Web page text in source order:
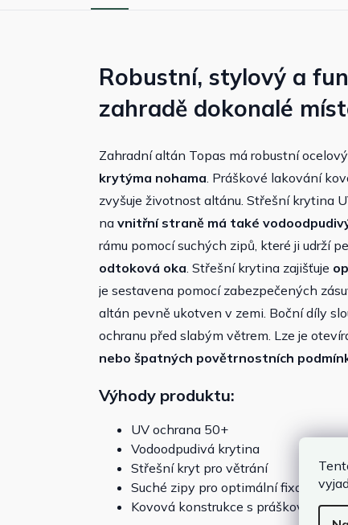
Robustní, stylový a
zahradě dokonalé
Zahradní altán Topas má robustní
krytýma nohama. Práškové lakování
zvyšuje životnost altánu. Střešní krytina
na vnitřní straně má také
rámu pomocí suchých zipů, které ji udrží
odtoková oka. Střešní krytina zajišťuje
je sestavena pomocí zabezpečených
altán pevně ukotven v zemi. Boční díly
ochranu před slabým větrem. Lze je
nebo špatných povětrnostních
Výhody produktu:
UV ochrana 50+
Vodoodpudivá krytina
Střešní kryt pro větrání
Suché zipy pro optimální fixaci
Kovová konstrukce s práškovým